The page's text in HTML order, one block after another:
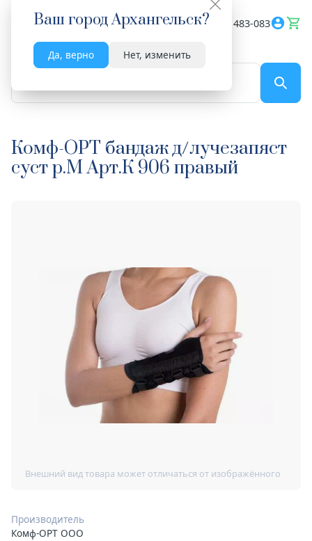
Ваш городАрхангельск?
Да, верно Нет, изменить
Весь сайт 8182 483-083
Комф-ОРТ бандаж д/лучезапяст
суст р.M Арт.К 906 правый
Производитель
Комф-ОРТ ООО